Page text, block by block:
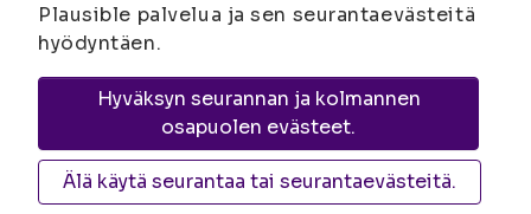
Joensuu
Suvantokatu 6, 80100 Joensuu |
KuopioYliopistonranta 15, PL 1627, 70211
Kuopio
Plausible palvelua ja sen seurantaevästeitä
hyödyntäen.
Hyväksyn seurannan ja kolmannen
osapuolen evästeet.
Älä käytä seurantaa tai seurantaevästeitä.